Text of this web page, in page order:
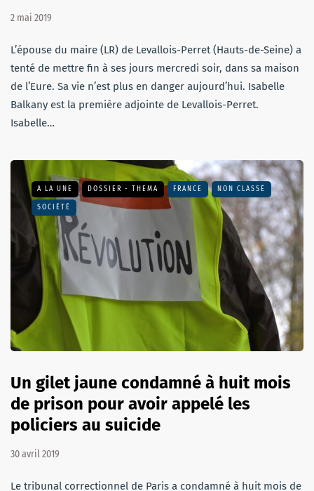
2 mai 2019
L’épouse du maire (LR) de Levallois-Perret (Hauts-de-Seine) a
tenté de mettre fin à ses jours mercredi soir, dans sa maison
de l’Eure. Sa vie n’est plus en danger aujourd’hui. Isabelle
Balkany est la première adjointe de Levallois-Perret.
Isabelle…
A LA UNE DOSSIER - THEMA FRANCE NON CLASSÉ
SOCIÉTÉ
Un gilet jaune condamné à huit mois
de prison pour avoir appelé les
policiers au suicide
30 avril 2019
Le tribunal correctionnel de Paris a condamné à huit mois de